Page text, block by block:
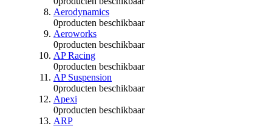
Aerodynamics
0producten beschikbaar
Aeroworks
0producten beschikbaar
AP Racing
0producten beschikbaar
AP Suspension
0producten beschikbaar
Apexi
0producten beschikbaar
ARP